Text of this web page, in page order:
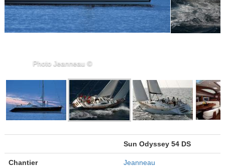
Photo Jeanneau ©
Sun Odyssey 54 DS
Chantier Jeanneau